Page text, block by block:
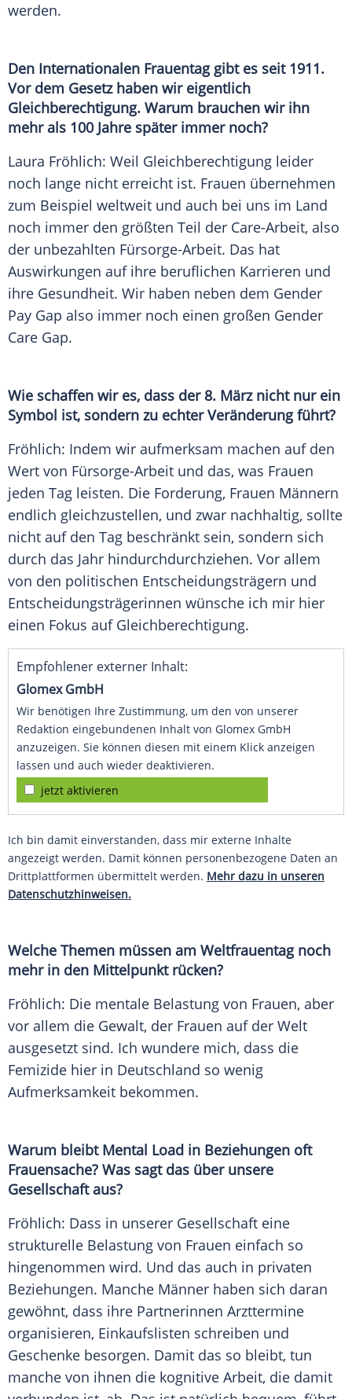
werden.
Den Internationalen Frauentaggibt es seit 1911.
Vor dem Gesetz haben wir eigentlich
Gleichberechtigung. Warum brauchen wir ihn
mehr als 100 Jahre später immer noch?
Laura Fröhlich: Weil Gleichberechtigung leider
noch lange nicht erreicht ist. Frauen übernehmen
zum Beispiel weltweit und auch bei uns im Land
noch immer den größten Teil der Care-Arbeit, also
der unbezahlten Fürsorge-Arbeit. Das hat
Auswirkungen auf ihre beruflichen Karrieren und
ihre Gesundheit. Wir haben neben dem Gender
Pay Gap also immer noch einen großen Gender
Care Gap.
Wie schaffen wir es, dass der 8. Märznicht nur ein
Symbol ist, sondern zu echter Veränderung führt?
Fröhlich: Indem wir aufmerksam machen auf den
Wert von Fürsorge-Arbeit und das, was Frauen
jeden Tag leisten. Die Forderung, Frauen Männern
endlich gleichzustellen, und zwar nachhaltig, sollte
nicht auf den Tag beschränkt sein, sondern sich
durch das Jahr hindurchdurchziehen. Vor allem
von den politischen Entscheidungsträgern und
Entscheidungsträgerinnen wünsche ich mir hier
einen Fokus auf Gleichberechtigung.
Empfohlener externer Inhalt:
Glomex GmbH
Wir benötigen Ihre Zustimmung, um den von unserer
Redaktion eingebundenen Inhalt von Glomex GmbH
anzuzeigen. Sie können diesen mit einem Klick anzeigen
lassen und auch wieder deaktivieren.
jetzt aktivieren
Ich bin damit einverstanden, dass mir externe Inhalte
angezeigt werden. Damit können personenbezogene Daten an
Drittplattformen übermittelt werden. Mehr dazu in unseren
Datenschutzhinweisen.
Welche Themen müssen am Weltfrauentagnoch
mehr in den Mittelpunkt rücken?
Fröhlich: Die mentale Belastung von Frauen, aber
vor allem die Gewalt, der Frauen auf der Welt
ausgesetzt sind. Ich wundere mich, dass die
Femizide hier in Deutschland so wenig
Aufmerksamkeit bekommen.
Warum bleibt Mental Load in Beziehungen oft
Frauensache? Was sagt das über unsere
Gesellschaft aus?
Fröhlich: Dass in unserer Gesellschaft eine
strukturelle Belastung von Frauen einfach so
hingenommen wird. Und das auch in privaten
Beziehungen. Manche Männer haben sich daran
gewöhnt, dass ihre Partnerinnen Arzttermine
organisieren, Einkaufslisten schreiben und
Geschenke besorgen. Damit das so bleibt, tun
manche von ihnen die kognitive Arbeit, die damit